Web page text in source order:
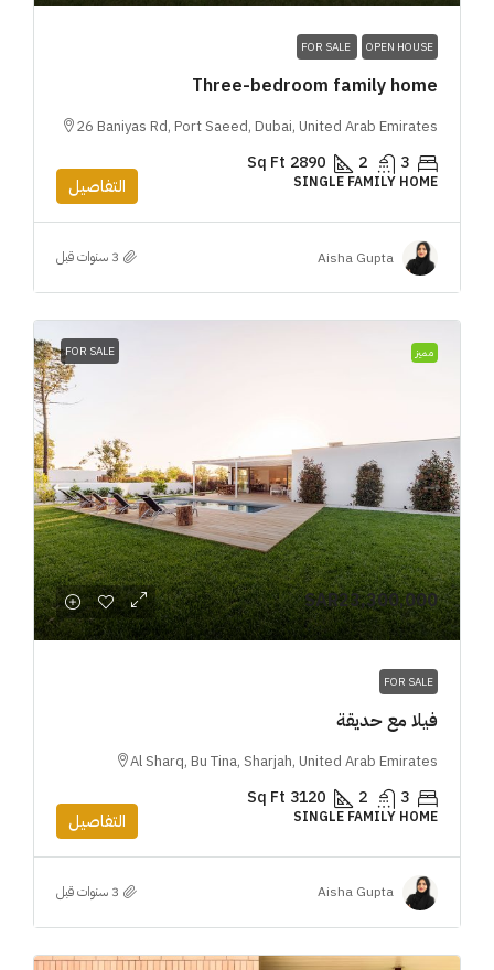
FOR SALE OPEN HOUSE
Three-bedroom family home
26 Baniyas Rd, Port Saeed, Dubai, United Arab Emirates
3
2
2890
Sq Ft
SINGLE FAMILY HOME التفاصيل
Aisha Gupta
مميز FOR SALE
SAR23,300,000
FOR SALE
فيلا مع حديقة
Al Sharq, Bu Tina, Sharjah, United Arab Emirates
3
2
3120
Sq Ft
SINGLE FAMILY HOME التفاصيل
Aisha Gupta